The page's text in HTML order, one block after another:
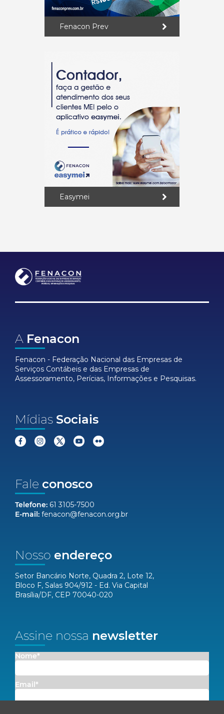
Fenacon Prev
Easymei
A Fenacon
Fenacon - Federação Nacional das Empresas de
Serviços Contábeis e das Empresas de
Assessoramento, Perícias, Informações e Pesquisas.
Mídias Sociais
Fale conosco
Telefone: 61 3105-7500
E-mail: fenacon@fenacon.org.br
Nosso endereço
Setor Bancário Norte, Quadra 2, Lote 12,
Bloco F, Salas 904/912 - Ed. Via Capital
Brasília/DF, CEP 70040-020
Assine nossa newsletter
Nome*
Email*